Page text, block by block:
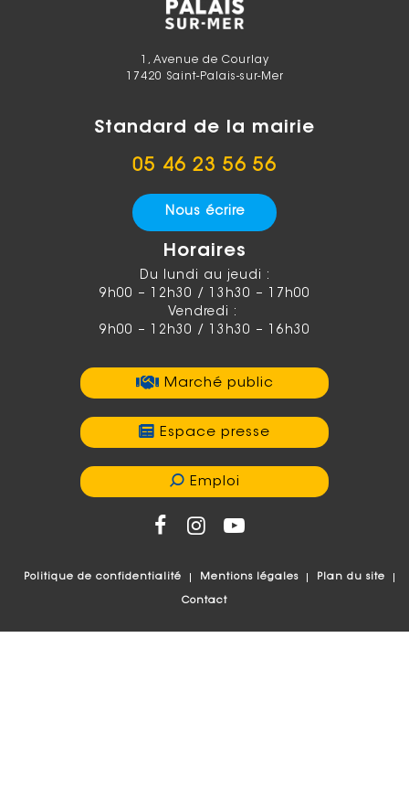
1, Avenue de Courlay
17420 Saint-Palais-sur-Mer
Standard de la mairie
05 46 23 56 56
Nous écrire
Horaires
Du lundi au jeudi :
9h00 – 12h30 / 13h30 – 17h00
Vendredi :
9h00 – 12h30 / 13h30 – 16h30
Marché public
Espace presse
Emploi
Politique de confidentialité Mentions légales Plan du site
Contact